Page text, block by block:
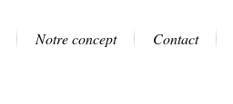
Notre concept Contact